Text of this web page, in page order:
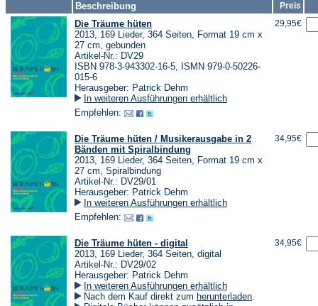
Beschreibung
Preis
Die Träume hüten
2013, 169 Lieder, 364 Seiten, Format 19 cm x
27 cm, gebunden
Artikel-Nr.: DV29
ISBN 978-3-943302-16-5, ISMN 979-0-50226-
015-6
Herausgeber: Patrick Dehm
In weiteren Ausführungen erhältlich
Empfehlen:
29,95€
Die Träume hüten / Musikerausgabe in 2
Bänden mit Spiralbindung
2013, 169 Lieder, 364 Seiten, Format 19 cm x
27 cm, Spiralbindung
Artikel-Nr.: DV29/01
Herausgeber: Patrick Dehm
In weiteren Ausführungen erhältlich
Empfehlen:
34,95€
Die Träume hüten - digital
2013, 169 Lieder, 364 Seiten, digital
Artikel-Nr.: DV29/02
Herausgeber: Patrick Dehm
In weiteren Ausführungen erhältlich
Nach dem Kauf direkt zum herunterladen(Öffnet
.
34,95€